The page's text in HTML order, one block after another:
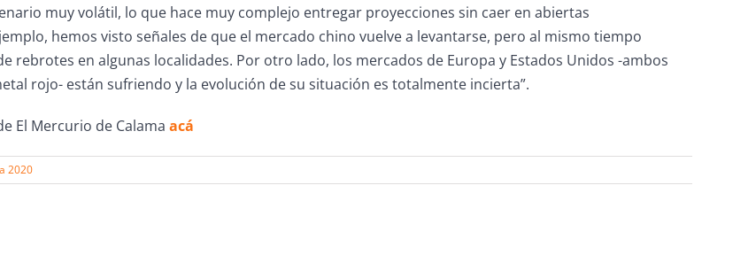
muy volátil, lo que hace muy complejo entregar proyecciones sin caer en abiertas
hemos visto señales de que el mercado chino vuelve a levantarse, pero al mismo tiempo
rebrotes en algunas localidades. Por otro lado, los mercados de Europa y Estados Unidos -ambos
rojo- están sufriendo y la evolución de su situación es totalmente incierta”.
El Mercurio de Calama acá
2020